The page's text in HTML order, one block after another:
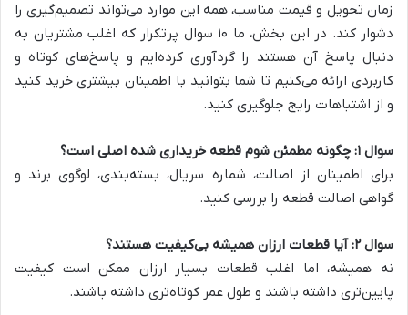
زمان تحویل و قیمت مناسب، همه این موارد می‌تواند تصمیم‌گیری را
دشوار کند. در این بخش، ما ۱۰ سوال پرتکرار که اغلب مشتریان به
دنبال پاسخ آن هستند را گردآوری کرده‌ایم و پاسخ‌های کوتاه و
کاربردی ارائه می‌کنیم تا شما بتوانید با اطمینان بیشتری خرید کنید
و از اشتباهات رایج جلوگیری کنید.
سوال ۱: چگونه مطمئن شوم قطعه خریداری شده اصلی است؟
برای اطمینان از اصالت، شماره سریال، بسته‌بندی، لوگوی برند و
گواهی اصالت قطعه را بررسی کنید.
سوال ۲: آیا قطعات ارزان همیشه بی‌کیفیت هستند؟
نه همیشه، اما اغلب قطعات بسیار ارزان ممکن است کیفیت
پایین‌تری داشته باشند و طول عمر کوتاه‌تری داشته باشند.